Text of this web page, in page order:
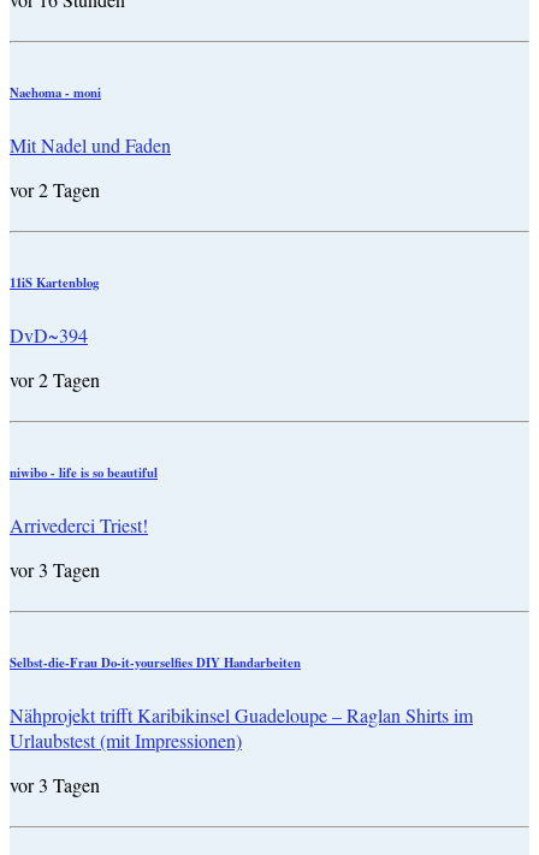
Naehoma - moni
Mit Nadel und Faden
vor 2 Tagen
11iS Kartenblog
DvD~394
vor 2 Tagen
niwibo - life is so beautiful
Arrivederci Triest!
vor 3 Tagen
Selbst-die-Frau Do-it-yourselfies DIY Handarbeiten
Nähprojekt trifft Karibikinsel Guadeloupe – Raglan Shirts im
Urlaubstest (mit Impressionen)
vor 3 Tagen